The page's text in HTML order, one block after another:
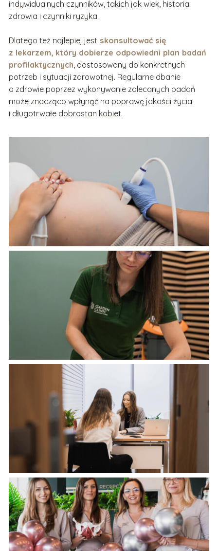
indywidualnych czynników, takich jak wiek, historia
zdrowia i czynniki ryzyka.
Dlatego też najlepiej jest skonsultować się
z lekarzem, który dobierze odpowiedni plan badań
profilaktycznych , dostosowany do konkretnych
potrzeb i sytuacji zdrowotnej. Regularne dbanie
o zdrowie poprzez wykonywanie zalecanych badań
może znacząco wpłynąć na poprawę jakości życia
i długotrwałe dobrostan kobiet.